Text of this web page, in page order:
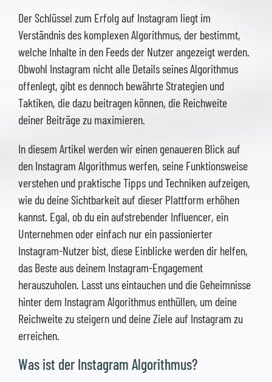
Der Schlüssel zum Erfolg auf Instagram liegt im
Verständnis des komplexen Algorithmus, der bestimmt,
welche Inhalte in den Feeds der Nutzer angezeigt werden.
Obwohl Instagram nicht alle Details seines Algorithmus
offenlegt, gibt es dennoch bewährte Strategien und
Taktiken, die dazu beitragen können, die Reichweite
deiner Beiträge zu maximieren.
In diesem Artikel werden wir einen genaueren Blick auf
den Instagram Algorithmus werfen, seine Funktionsweise
verstehen und praktische Tipps und Techniken aufzeigen,
wie du deine Sichtbarkeit auf dieser Plattform erhöhen
kannst. Egal, ob du ein aufstrebender Influencer, ein
Unternehmen oder einfach nur ein passionierter
Instagram-Nutzer bist, diese Einblicke werden dir helfen,
das Beste aus deinem Instagram-Engagement
herauszuholen. Lasst uns eintauchen und die Geheimnisse
hinter dem Instagram Algorithmus enthüllen, um deine
Reichweite zu steigern und deine Ziele auf Instagram zu
erreichen.
Was ist der Instagram Algorithmus?